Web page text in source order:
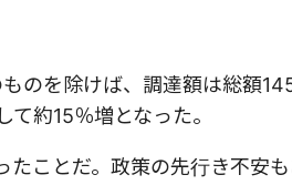
のを除けば、調達額は総額
約15％増となった。
たことだ。政策の先行き不安